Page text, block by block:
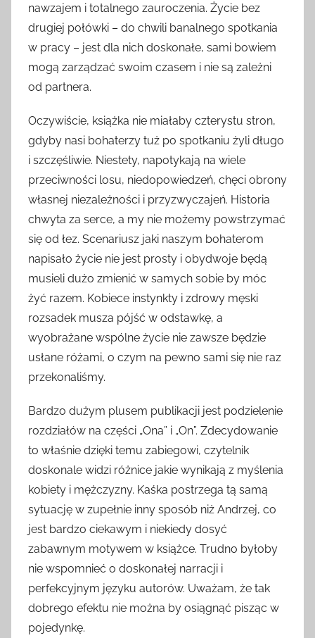
nawzajem i totalnego zauroczenia. Życie bez
drugiej połówki – do chwili banalnego spotkania
w pracy – jest dla nich doskonałe, sami bowiem
mogą zarządzać swoim czasem i nie są zależni
od partnera.
Oczywiście, książka nie miałaby czterystu stron,
gdyby nasi bohaterzy tuż po spotkaniu żyli długo
i szczęśliwie. Niestety, napotykają na wiele
przeciwności losu, niedopowiedzeń, chęci obrony
własnej niezależności i przyzwyczajeń. Historia
chwyta za serce, a my nie możemy powstrzymać
się od łez. Scenariusz jaki naszym bohaterom
napisało życie nie jest prosty i obydwoje będą
musieli dużo zmienić w samych sobie by móc
żyć razem. Kobiece instynkty i zdrowy męski
rozsadek musza pójść w odstawkę, a
wyobrażane wspólne życie nie zawsze będzie
usłane różami, o czym na pewno sami się nie raz
przekonaliśmy.
Bardzo dużym plusem publikacji jest podzielenie
rozdziałów na części „Ona” i „On”. Zdecydowanie
to właśnie dzięki temu zabiegowi, czytelnik
doskonale widzi różnice jakie wynikają z myślenia
kobiety i mężczyzny. Kaśka postrzega tą samą
sytuację w zupełnie inny sposób niż Andrzej, co
jest bardzo ciekawym i niekiedy dosyć
zabawnym motywem w książce. Trudno byłoby
nie wspomnieć o doskonałej narracji i
perfekcyjnym języku autorów. Uważam, że tak
dobrego efektu nie można by osiągnąć pisząc w
pojedynkę.